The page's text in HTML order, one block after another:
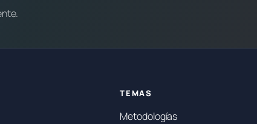
TEMAS
Metodologías